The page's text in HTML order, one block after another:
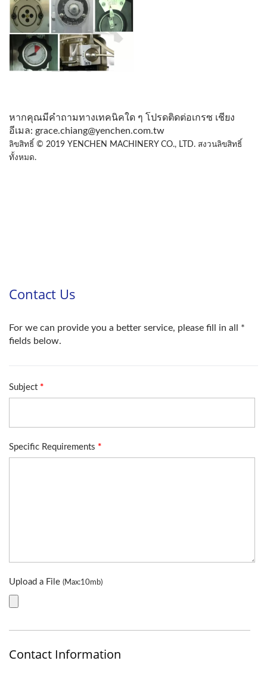
หากคุณมีคำถามทางเทคนิคใด ๆ โปรดติดต่อเกรซ เชียง
อีเมล: grace.chiang@yenchen.com.tw
ลิขสิทธิ์ © 2019 YENCHEN MACHINERY CO., LTD. สงวนลิขสิทธิ์
ทั้งหมด.